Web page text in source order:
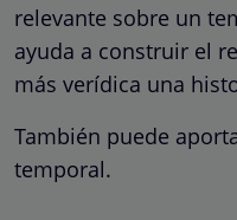
relevante sobre un
ayuda a construir el
más verídica una
También puede
temporal.